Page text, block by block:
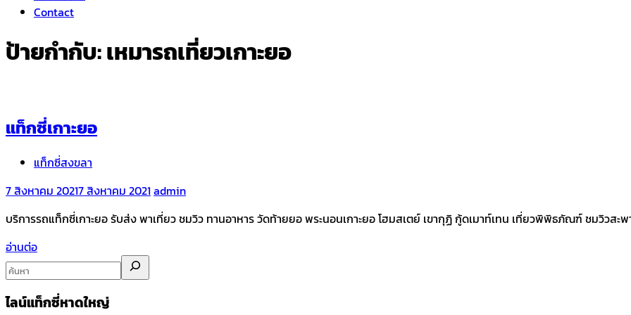
Contact
ป้ายกำกับ:เหมารถเที่ยวเกาะยอ
แท็กซี่เกาะยอ
แท็กซี่สงขลา
7 สิงหาคม 20217 สิงหาคม 2021 admin
บริการรถแท็กซี่เกาะยอ รับส่ง พาเที่ยว ชมวิว ทานอาหาร วัดท้ายยอ พระนอนเกาะยอ โฮมสเตย์ เขากุฏิ กู้ดเมาท์เทน เที่ยวพิพิธภัณฑ์ ชมวิวสะ
อ่านต่อ
ไลน์แท็กซี่หาดใหญ่